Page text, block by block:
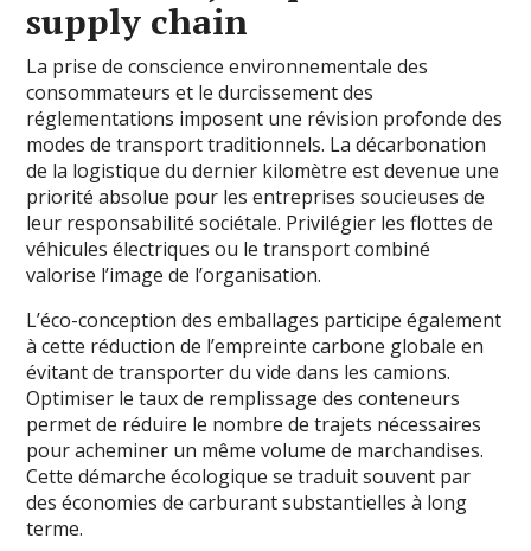
supply chain
La prise de conscience environnementale des
consommateurs et le durcissement des
réglementations imposent une révision profonde des
modes de transport traditionnels. La décarbonation
de la logistique du dernier kilomètre est devenue une
priorité absolue pour les entreprises soucieuses de
leur responsabilité sociétale. Privilégier les flottes de
véhicules électriques ou le transport combiné
valorise l’image de l’organisation.
L’éco-conception des emballages participe également
à cette réduction de l’empreinte carbone globale en
évitant de transporter du vide dans les camions.
Optimiser le taux de remplissage des conteneurs
permet de réduire le nombre de trajets nécessaires
pour acheminer un même volume de marchandises.
Cette démarche écologique se traduit souvent par
des économies de carburant substantielles à long
terme.